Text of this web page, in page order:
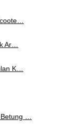
Ar…
K…
Betung …